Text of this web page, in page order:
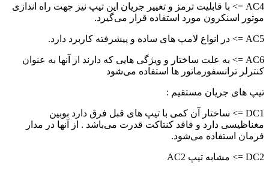
AC4 => با قابلیت ترمز و تغییر جریان این تیپ نیز جهت راه اندازی
موتور اسنکرون مورد استفاده قرار می‌گیرد.
AC5 => در انواع لامپ های ساده و پیشرفته کاربرد دارد.
AC6 => به علت ساختار و ویژگی هایی که دارند از آنها به عنوان
کنترلر ترانسفورماتور ها استفاده می‌شود
تیپ های جریان مستقیم :
DC1 => ساختار آن کمی با تیپ های قبل فرق دارد بوبین
مغناظیسی دارد و فاقد کنتاکت قدرت می‌باشد . از آنها در مدار
فرمان استفاده می‌شود.
DC2 => مشابه تیپ AC2